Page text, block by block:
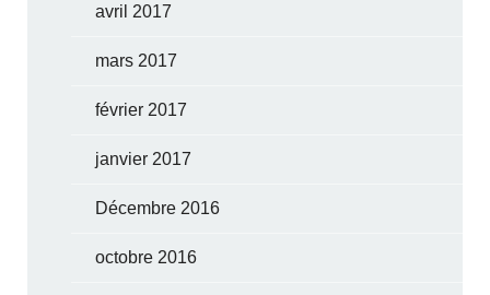
avril 2017
mars 2017
février 2017
janvier 2017
Décembre 2016
octobre 2016